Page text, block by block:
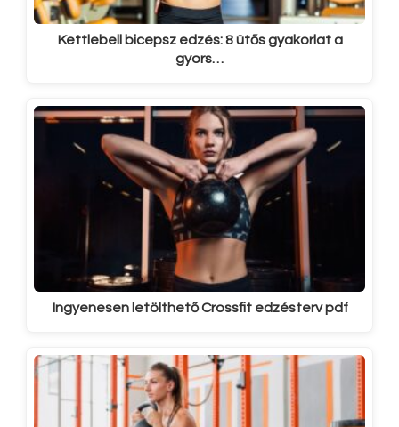
Kettlebell bicepsz edzés: 8 ütős gyakorlat a
gyors…
Ingyenesen letölthető Crossfit edzésterv pdf